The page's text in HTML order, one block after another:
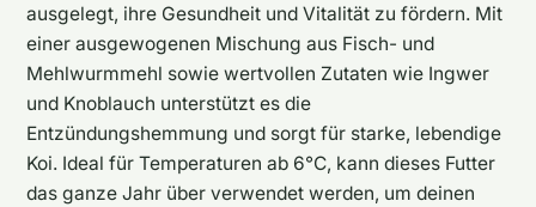
ausgelegt, ihre Gesundheit und Vitalität zu fördern. Mit
einer ausgewogenen Mischung aus Fisch- und
Mehlwurmmehl sowie wertvollen Zutaten wie Ingwer
und Knoblauch unterstützt es die
Entzündungshemmung und sorgt für starke, lebendige
Koi. Ideal für Temperaturen ab 6°C, kann dieses Futter
das ganze Jahr über verwendet werden, um deinen